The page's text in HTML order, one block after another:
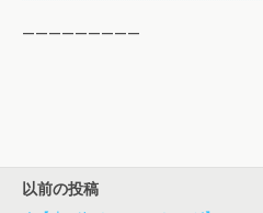
—————————
以前の投稿